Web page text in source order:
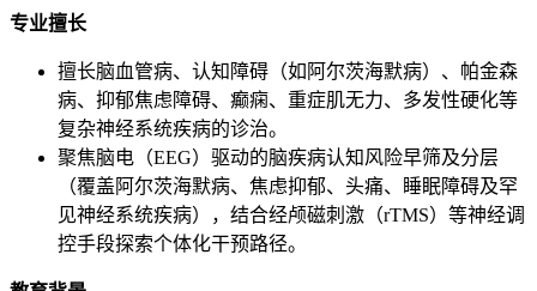
专业擅长
擅长脑血管病、认知障碍（如阿尔茨海默病）、帕金森
病、抑郁焦虑障碍、癫痫、重症肌无力、多发性硬化等
复杂神经系统疾病的诊治。
聚焦脑电（EEG）驱动的脑疾病认知风险早筛及分层
（覆盖阿尔茨海默病、焦虑抑郁、头痛、睡眠障碍及罕
见神经系统疾病），结合经颅磁刺激（rTMS）等神经调
控手段探索个体化干预路径。